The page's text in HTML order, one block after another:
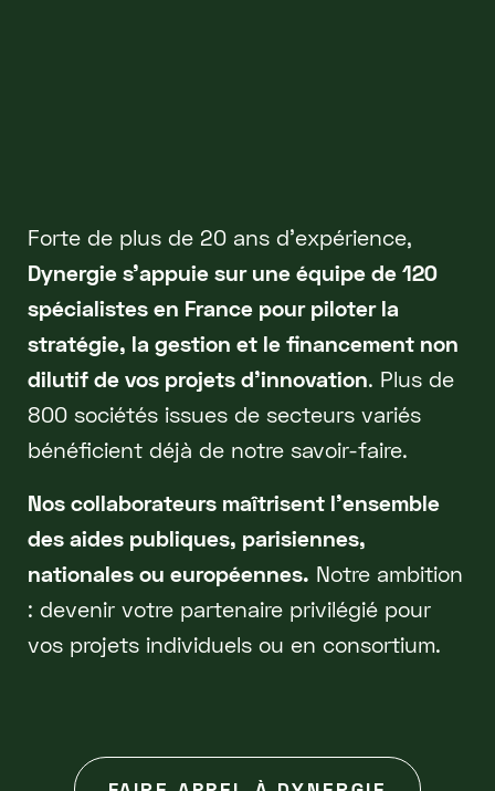
Forte de plus de 20 ans d'expérience,
Dynergie s'appuie sur une équipe de 120
spécialistes en France pour piloter la
stratégie, la gestion et le financement non
dilutif de vos projets d'innovation. Plus de
800 sociétés issues de secteurs variés
bénéficient déjà de notre savoir-faire.
Nos collaborateurs maîtrisent l'ensemble
des aides publiques, parisiennes,
nationales ou européennes. Notre ambition
: devenir votre partenaire privilégié pour
vos projets individuels ou en consortium.